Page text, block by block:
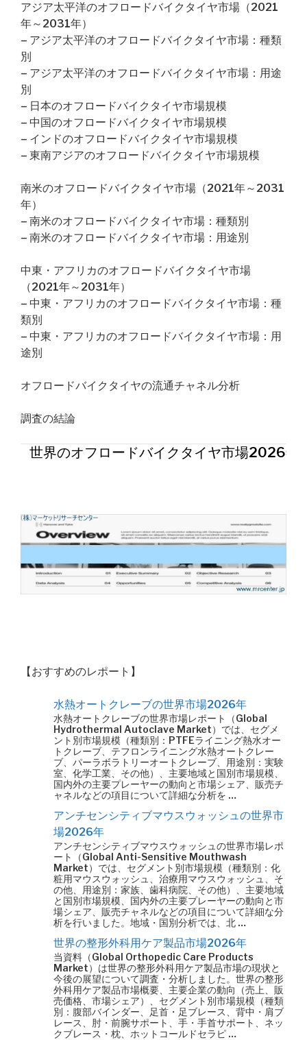
アジア太平洋のオフロードバイクタイヤ市場（2021
年～2031年）
– アジア太平洋のオフロードバイクタイヤ市場：種類
別
– アジア太平洋のオフロードバイクタイヤ市場：用途
別
– 日本のオフロードバイクタイヤ市場規模
– 中国のオフロードバイクタイヤ市場規模
– インドのオフロードバイクタイヤ市場規模
– 東南アジアのオフロードバイクタイヤ市場規模
南米のオフロードバイクタイヤ市場（2021年～2031
年）
– 南米のオフロードバイクタイヤ市場：種類別
– 南米のオフロードバイクタイヤ市場：用途別
中東・アフリカのオフロードバイクタイヤ市場
（2021年～2031年）
– 中東・アフリカのオフロードバイクタイヤ市場：種
類別
– 中東・アフリカのオフロードバイクタイヤ市場：用
途別
オフロードバイクタイヤの流通チャネル分析
調査の結論
世界のオフロードバイクタイヤ市場2026年
【おすすめのレポート】
水熱オートクレーブの世界市場2026年
水熱オートクレーブの世界市場レポート（Global
Hydrothermal Autoclave Market）では、セグメ
ント別市場規模（種類別：PTFEライニング熱水オー
トクレーブ、テフロンライニング水熱オートクレー
ブ、パーラボラトリーオートクレーブ、用途別：実験
室、化学工業、その他）、主要地域と国別市場規模、
国内外の主要プレーヤーの動向と市場シェア、販売チ
ャネルなどの項目について詳細な分析を …
アンチセンシティブマウスウォッシュの世界市
場2026年
アンチセンシティブマウスウォッシュの世界市場レポ
ート（Global Anti-Sensitive Mouthwash
Market）では、セグメント別市場規模（種類別：化
粧用マウスウォッシュ、治療用マウスウォッシュ、そ
の他、用途別：家族、歯科病院、その他）、主要地域
と国別市場規模、国内外の主要プレーヤーの動向と市
場シェア、販売チャネルなどの項目について詳細な分
析を行いました。地域・国別分析では、北 …
世界の整形外科用ケア製品市場2026年
当資料（Global Orthopedic Care Products
Market）は世界の整形外科用ケア製品市場の現状と
今後の展望について調査・分析しました。世界の整形
外科用ケア製品市場概要、主要企業の動向（売上、販
売価格、市場シェア）、セグメント別市場規模（種類
別：腹部バインダー、足首・足ブレース、背中・肩ブ
レース、肘・前腕サポート、手・手首サポート、ネッ
クブレース・枕、ホットコールドセラピ …